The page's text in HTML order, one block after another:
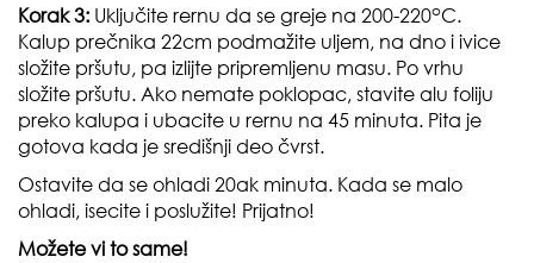
Korak 3: Uključite rernu da se greje na 200-220oC.
Kalup prečnika 22cm podmažite uljem, na dno i ivice
složite pršutu, pa izlijte pripremljenu masu. Po vrhu
složite pršutu. Ako nemate poklopac, stavite alu foliju
preko kalupa i ubacite u rernu na 45 minuta. Pita je
gotova kada je središnji deo čvrst.
Ostavite da se ohladi 20ak minuta. Kada se malo
ohladi, isecite i poslužite! Prijatno!
Možete vi to same!